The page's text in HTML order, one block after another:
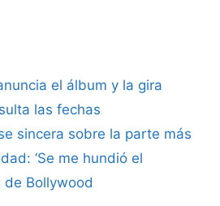
el álbum y la gira
las fechas
sincera sobre la parte más
‘Se me hundió el
de Bollywood